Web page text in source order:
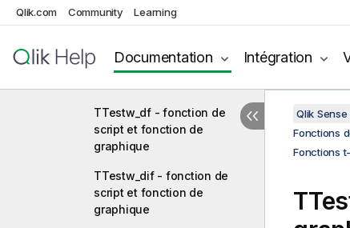
Qlik.com Community Learning
Documentation Intégration
graphique
TTestw_conf - fonction de
script et fonction de
TTestw_df - fonction de
script et fonction de
graphique
TTestw_dif - fonction de
script et fonction de
graphique
Qlik
Fonctions
Fonctions